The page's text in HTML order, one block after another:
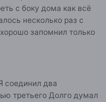
с боку дома как всё
несколько раз с
запомнил только
соединил два
третьего Долго думал